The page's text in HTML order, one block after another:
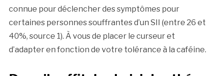
connue pour déclencher des symptômes pour
certaines personnes souffrantes d’un SII (entre 26 et
40%, source 1). À vous de placer le curseur et
d’adapter en fonction de votre tolérance à la caféine.